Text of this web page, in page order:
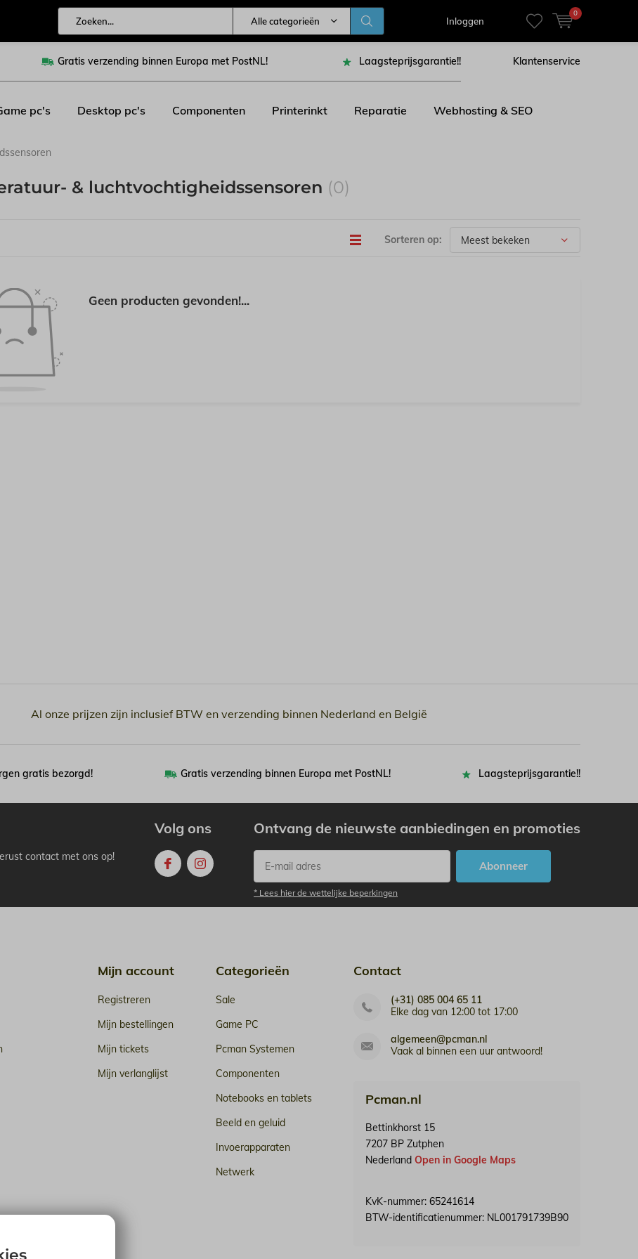
Alle categorieën Inloggen
0
Gratis verzending binnen Europa met PostNL! Laagsteprijsgarantie!! Klantenservice
pc's Desktop pc's Componenten Printerinkt Reparatie Webhosting & SEO
& luchtvochtigheidssensoren (0)
Sorteren op:
Geen producten gevonden!...
Al onze prijzen zijn inclusief BTW en verzending binnen Nederland en België
gratis bezorgd! Gratis verzending binnen Europa met PostNL! Laagsteprijsgarantie!!
contact met ons op!
Volg ons Ontvang de nieuwste aanbiedingen en promoties
Abonneer
* Lees hier de wettelijke beperkingen
Mijn account
Registreren
Mijn bestellingen
Mijn tickets
Mijn verlanglijst
Categorieën
Sale
Game PC
Pcman Systemen
Componenten
Notebooks en tablets
Beeld en geluid
Invoerapparaten
Netwerk
Contact
(+31) 085 004 65 11
Elke dag van 12:00 tot 17:00
algemeen@pcman.nl
Vaak al binnen een uur antwoord!
Pcman.nl
Bettinkhorst 15
7207 BP Zutphen
Nederland Open in Google Maps
KvK-nummer: 65241614
BTW-identificatienummer: NL001791739B90